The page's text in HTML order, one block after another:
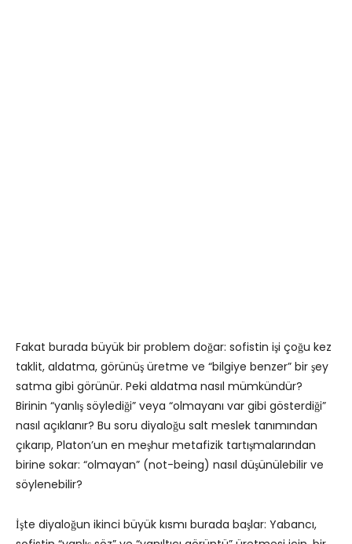
Fakat burada büyük bir problem doğar: sofistin işi çoğu kez
taklit, aldatma, görünüş üretme ve “bilgiye benzer” bir şey
satma gibi görünür. Peki aldatma nasıl mümkündür?
Birinin “yanlış söylediği” veya “olmayanı var gibi gösterdiği”
nasıl açıklanır? Bu soru diyaloğu salt meslek tanımından
çıkarıp, Platon’un en meşhur metafizik tartışmalarından
birine sokar: “olmayan” (not-being) nasıl düşünülebilir ve
söylenebilir?
İşte diyaloğun ikinci büyük kısmı burada başlar: Yabancı,